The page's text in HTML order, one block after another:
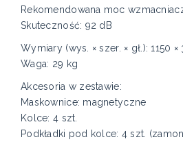
Rekomendowana moc
Skuteczność: 92 dB
Wymiary (wys. × szer. × gł.): 1150 ×
Waga: 29 kg
Akcesoria w zestawie:
Maskownice: magnetyczne
Kolce: 4 szt.
Podkładki pod kolce: 4 szt.